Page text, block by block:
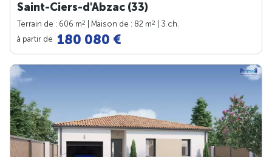
Saint-Ciers-d'Abzac (33)
Terrain de : 606 m2 | Maison de : 82 m2
| 3 ch.
à partir de 180 080 €